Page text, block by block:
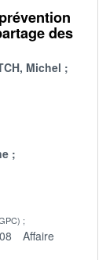
des
Michel
Affaire